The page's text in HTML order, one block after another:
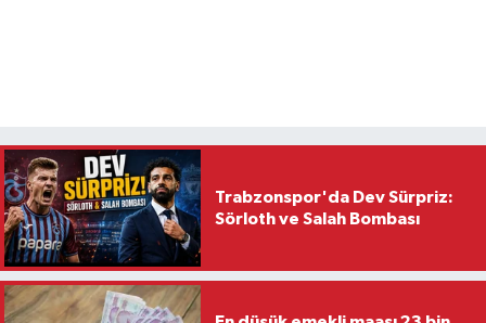
Trabzonspor'da Dev Sürpriz:
Sörloth ve Salah Bombası